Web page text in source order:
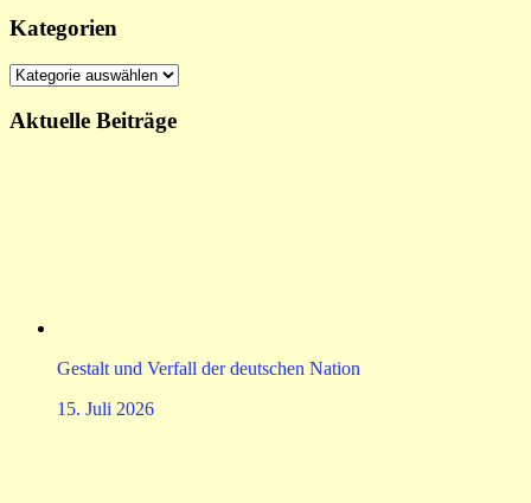
Kategorien
Kategorien
Aktuelle Beiträge
Gestalt und Verfall der deutschen Nation
15. Juli 2026